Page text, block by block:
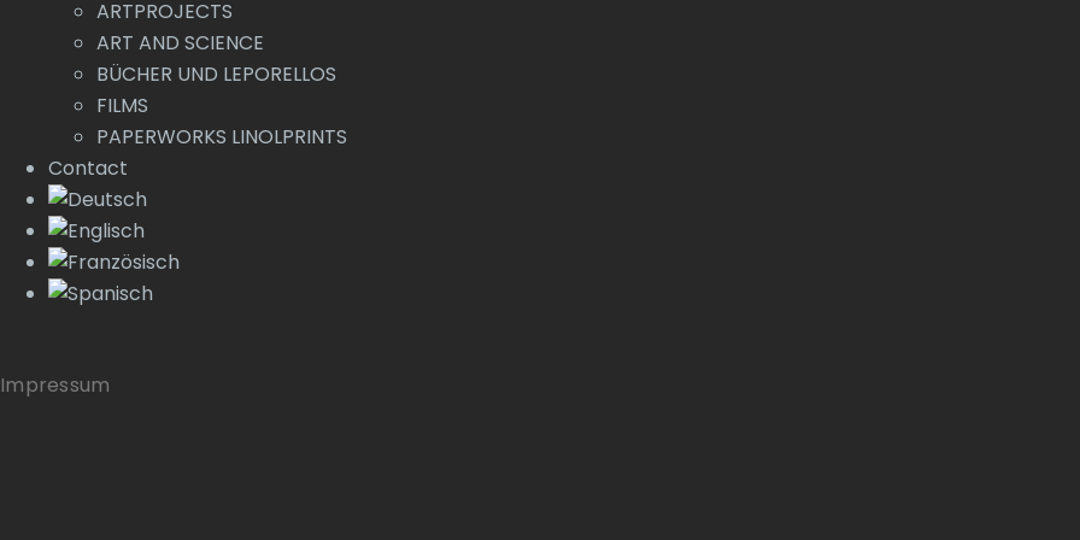
ARTPROJECTS
ART AND SCIENCE
BÜCHER UND LEPORELLOS
FILMS
PAPERWORKS LINOLPRINTS
Contact
Impressum